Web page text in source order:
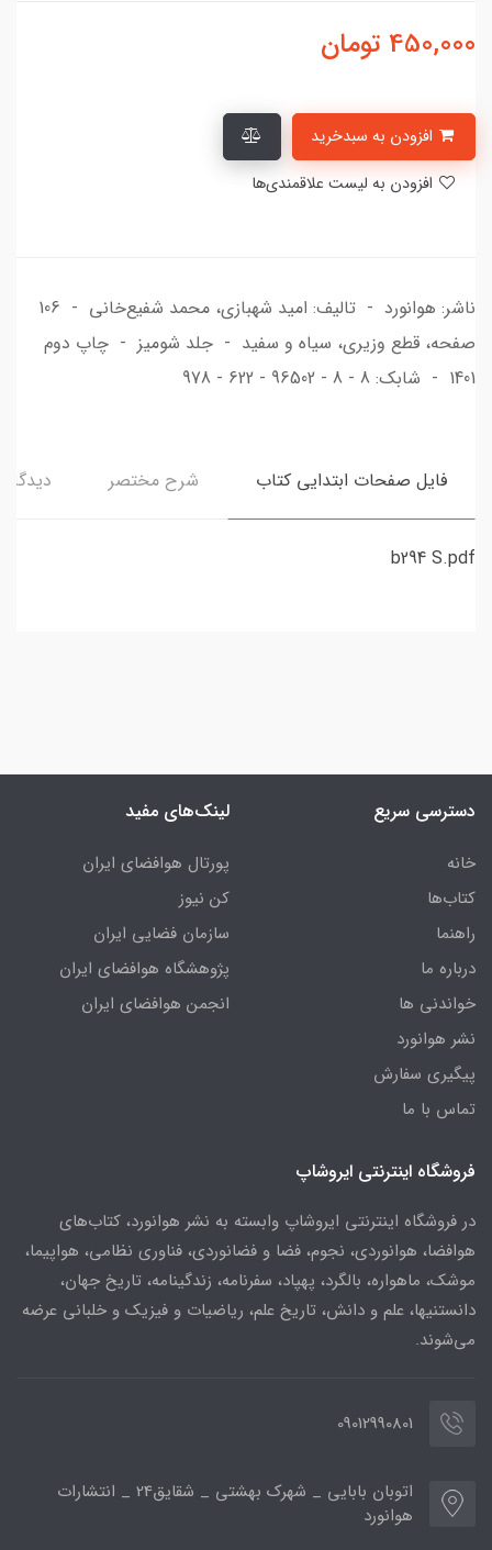
450,000 تومان
ناشر: هوانورد - تالیف: امید شهبازی، محمد شفیع‌خانی - 106
صفحه، قطع وزیری، سیاه و سفید - جلد شومیز - چاپ دوم
1401 - شابک: 8 - 8 - 96502 - 622 - 978
فایل صفحات ابتدایی کتاب شرح مختصر
b294 S.pdf
دسترسی سریع
خانه
کتاب‌ها
راهنما
درباره ما
خواندنی ها
نشر هوانورد
پیگیری سفارش
تماس با ما
لینک‌های مفید
پورتال هوافضای ایران
کن نیوز
سازمان فضایی ایران
پژوهشگاه هوافضای ایران
انجمن هوافضای ایران
فروشگاه اینترنتی ایروشاپ
در فروشگاه اینترنتی ایروشاپ وابسته به نشر هوانورد، کتاب‌های
هوافضا، هوانوردی، نجوم، فضا و فضانوردی، فناوری نظامی، هواپیما،
موشک، ماهواره، بالگرد، پهپاد، سفرنامه، زندگینامه، تاریخ جهان،
دانستنیها، علم و دانش، تاریخ علم، ریاضیات و فیزیک و خلبانی عرضه
می‌شوند.
09012990801
اتوبان بابایی _ شهرک بهشتی _ شقایق24 _ انتشارات
هوانورد